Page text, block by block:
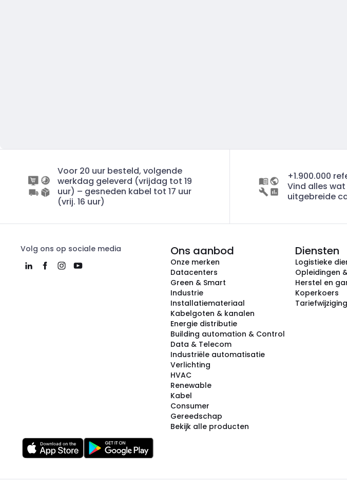
Voor 20 uur besteld, volgende
werkdag geleverd (vrijdag tot 19
uur) – gesneden kabel tot 17 uur
(vrij. 16 uur)
+1.900.000
Vind alles
uitgebreide
Volg ons op sociale media Ons aanbod
Onze merken
Datacenters
Green & Smart
Industrie
Installatiemateriaal
Kabelgoten & kanalen
Energie distributie
Building automation & Control
Data & Telecom
Industriële automatisatie
Verlichting
HVAC
Renewable
Kabel
Consumer
Gereedschap
Bekijk alle producten
Diensten
Logistieke
Opleidingen
Herstel en
Koperkoers